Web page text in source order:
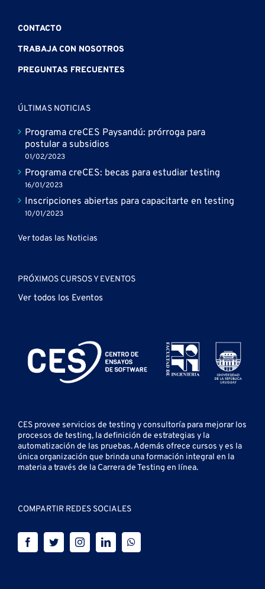
CONTACTO
TRABAJA CON NOSOTROS
PREGUNTAS FRECUENTES
ÚLTIMAS NOTICIAS
Programa creCES Paysandú: prórroga para
postular a subsidios
01/02/2023
Programa creCES: becas para estudiar testing
16/01/2023
Inscripciones abiertas para capacitarte en testing
10/01/2023
Ver todas las Noticias
PRÓXIMOS CURSOS Y EVENTOS
Ver todos los Eventos
CES provee servicios de testing yconsultoría para mejorar los
procesos de testing, la definición de estrategias y la
automatización de las pruebas.Además ofrece cursos y es la
única organización que brinda una formación integral en la
materia a través de la Carrera de Testing en línea.
COMPARTIR REDES SOCIALES